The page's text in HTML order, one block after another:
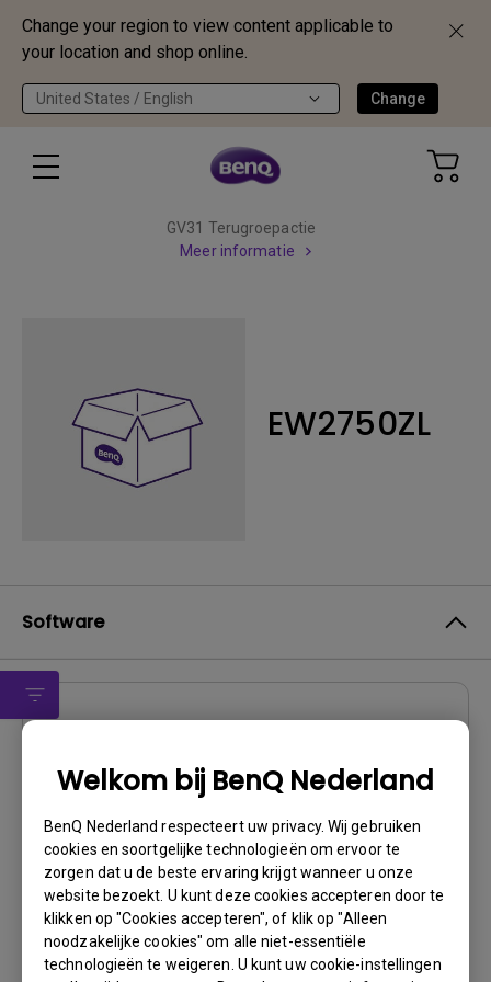
Change your region to view content applicable to
your location and shop online.
United States / English Change
Welkom bij BenQ Nederland
BenQ Nederland respecteert uw privacy. Wij gebruiken
cookies en soortgelijke technologieën om ervoor te
zorgen dat u de beste ervaring krijgt wanneer u onze
website bezoekt. U kunt deze cookies accepteren door te
klikken op "Cookies accepteren", of klik op "Alleen
noodzakelijke cookies" om alle niet-essentiële
technologieën te weigeren. U kunt uw cookie-instellingen
GV31 Terugroepactie
Meer informatie
EW2750ZL
Software
Display Pilot
OS Version:
V2.23.038
Update: 2016/11/23
Bestandsformaat:31.86 MB
Downloaden